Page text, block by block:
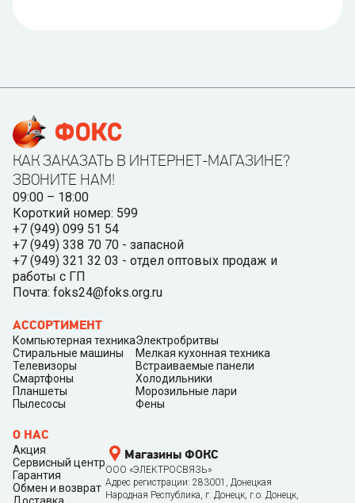
КАК ЗАКАЗАТЬ В ИНТЕРНЕТ-МАГАЗИНЕ?
ЗВОНИТЕ НАМ!
09:00 – 18:00
Короткий номер: 599
+7 (949) 099 51 54
+7 (949) 338 70 70 - запасной
+7 (949) 321 32 03 - отдел оптовых продаж и
работы с ГП
Почта: foks24@foks.org.ru
АССОРТИМЕНТ
Компьютерная техника
Стиральные машины
Телевизоры
Смартфоны
Планшеты
Пылесосы
Электробритвы
Мелкая кухонная техника
Встраиваемые панели
Холодильники
Морозильные лари
Фены
О НАС
Акция
Сервисный центр
Гарантия
Обмен и возврат
Магазины ФОКС
ООО «ЭЛЕКТРОСВЯЗЬ»
Адрес регистрации: 283001, Донецкая
Народная Республика, г. Донецк, г.о. Донецк,